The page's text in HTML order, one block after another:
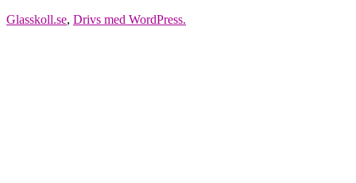
Glasskoll.se, Drivs med WordPress.